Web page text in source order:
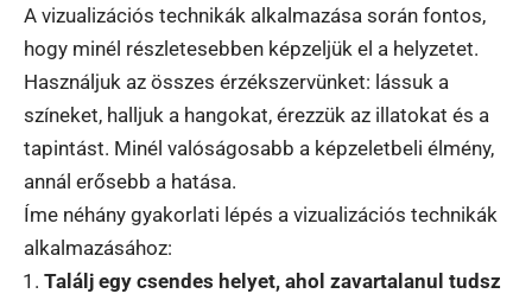
A vizualizációs technikák alkalmazása során fontos,
hogy minél részletesebben képzeljük el a helyzetet.
Használjuk az összes érzékszervünket: lássuk a
színeket, halljuk a hangokat, érezzük az illatokat és a
tapintást. Minél valóságosabb a képzeletbeli élmény,
annál erősebb a hatása.
Íme néhány gyakorlati lépés a vizualizációs technikák
alkalmazásához:
Találj egy csendes helyet, ahol zavartalanul tudsz